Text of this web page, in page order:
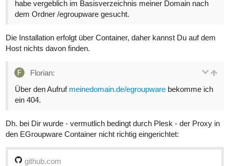
habe vergeblich im Basisverzeichnis meiner Domain nach
dem Ordner /egroupware gesucht.
Die Installation erfolgt über Container, daher kannst Du auf dem
Host nichts davon finden.
Florian:
Über den Aufruf meinedomain.de/egroupware bekomme ich
ein 404.
Dh. bei Dir wurde - vermutlich bedingt durch Plesk - der Proxy in
den EGroupware Container nicht richtig eingerichtet:
github.com